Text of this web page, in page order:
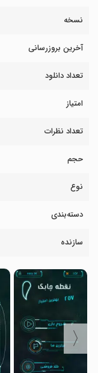
نسخه
آخرین بروزرسانی
تعداد دانلود
امتیاز
تعداد نظرات
حجم
نوع
دسته‌بندی
سازنده
〈